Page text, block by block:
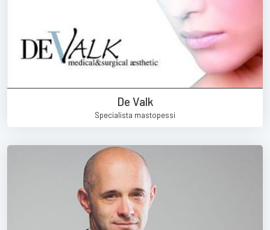
De Valk
Specialista mastopessi